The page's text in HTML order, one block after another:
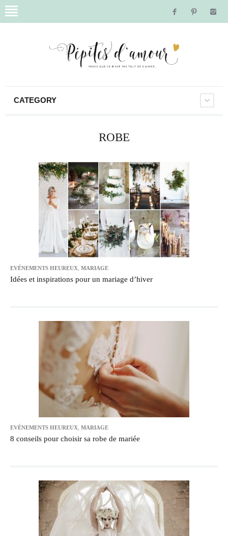
CATEGORY
ROBE
EVÉNEMENTS HEUREUX MARIAGE
Idées et inspirations pour un mariage d’hiver
EVÉNEMENTS HEUREUX MARIAGE
8 conseils pour choisir sa robe de mariée